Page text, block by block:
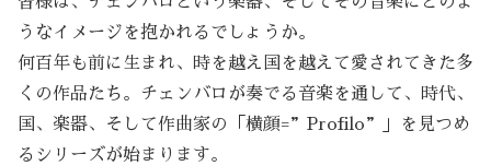
うなイメージを抱かれるでしょうか。
何百年も前に生まれ、時を越え国を越えて愛されてきた多
くの作品たち。チェンバロが奏でる音楽を通して、時代、
国、楽器、そして作曲家の「横顔=”Profilo”」を見つめ
るシリーズが始まります。